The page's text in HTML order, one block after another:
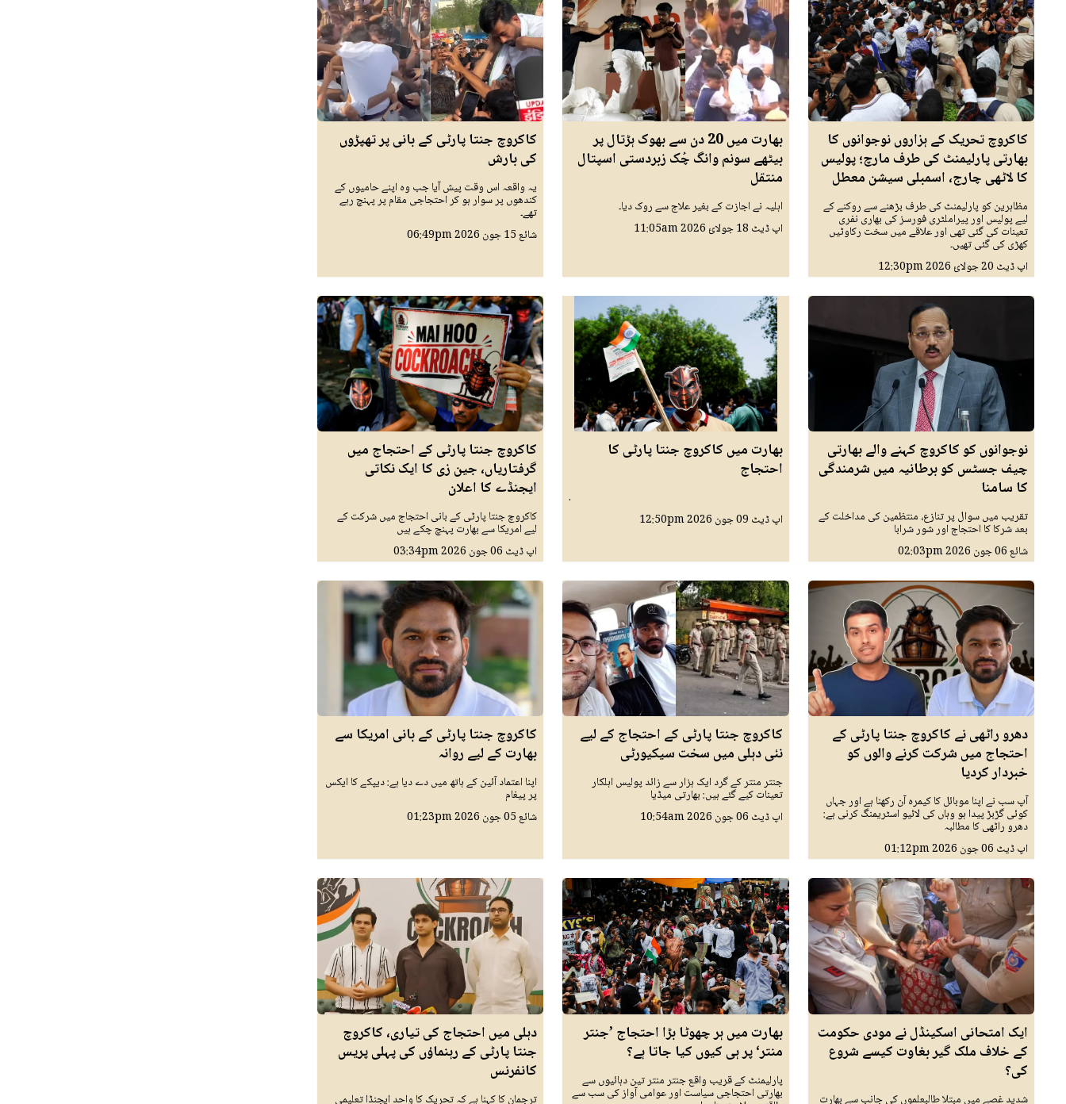
کاکروچ تحریک کے ہزاروں نوجوانوں کا
بھارتی پارلیمنٹ کی طرف مارچ؛ پولیس
کا لاٹھی چارج، اسمبلی سیشن معطل
مظاہرین کو پارلیمنٹ کی طرف بڑھنے سے روکنے کے
لیے پولیس اور پیراملٹری فورسز کی بھاری نفری
تعینات کی گئی تھی اور علاقے میں سخت رکاوٹیں
کھڑی کی گئی تھیں۔
اپ ڈیٹ 20 جولائ 2026 12:30pm
بھارت میں 20 دن سے بھوک ہڑتال پر
بیٹھے سونم وانگ چُک زبردستی اسپتال
منتقل
اہلیہ نے اجازت کے بغیر علاج سے روک دیا۔
اپ ڈیٹ 18 جولائ 2026 11:05am
کاکروچ جنتا پارٹی کے بانی پر تھپڑوں
کی بارش
یہ واقعہ اس وقت پیش آیا جب وہ اپنے حامیوں کے
کندھوں پر سوار ہو کر احتجاجی مقام پر پہنچ رہے
تھے۔
شائع15 جون 2026 06:49pm
نوجوانوں کو کاکروچ کہنے والے بھارتی
چیف جسٹس کو برطانیہ میں شرمندگی
کا سامنا
تقریب میں سوال پر تنازع، منتظمین کی مداخلت کے
بعد شرکا کا احتجاج اور شور شرابا
شائع06 جون 2026 02:03pm
بھارت میں کاکروچ جنتا پارٹی کا
احتجاج
.
اپ ڈیٹ 09 جون 2026 12:50pm
کاکروچ جنتا پارٹی کے احتجاج میں
گرفتاریاں، جین زی کا ایک نکاتی
ایجنڈے کا اعلان
کاکروچ جنتا پارٹی کے بانی احتجاج میں شرکت کے
لیے امریکا سے بھارت پہنچ چکے ہیں
اپ ڈیٹ 06 جون 2026 03:34pm
دھرو راٹھی نے کاکروچ جنتا پارٹی کے
احتجاج میں شرکت کرنے والوں کو
خبردار کردیا
آپ سب نے اپنا موبائل کا کیمرہ آن رکھنا ہے اور جہاں
کوئی گڑبڑ پیدا ہو وہاں کی لائیو اسٹریمنگ کرنی ہے:
دھرو راٹھی کا مطالبہ
اپ ڈیٹ 06 جون 2026 01:12pm
کاکروچ جنتا پارٹی کے احتجاج کے لیے
نئی دہلی میں سخت سیکیورٹی
جنتر منتر کے گرد ایک ہزار سے زائد پولیس اہلکار
تعینات کیے گئے ہیں: بھارتی میڈیا
اپ ڈیٹ 06 جون 2026 10:54am
کاکروچ جنتا پارٹی کے بانی امریکا سے
بھارت کے لیے روانہ
اپنا اعتماد آئین کے ہاتھ میں دے دیا ہے: دیپکے کا ایکس
پر پیغام
شائع05 جون 2026 01:23pm
ایک امتحانی اسکینڈل نے مودی حکومت
کے خلاف ملک گیر بغاوت کیسے شروع
کی؟
شدید غصے میں مبتلا طالبعلموں کی جانب سے بھارت
بھارت میں ہر چھوٹا بڑا احتجاج ’جنتر
منتر‘ پر ہی کیوں کیا جاتا ہے؟
پارلیمنٹ کے قریب واقع جنتر منتر تین دہائیوں سے
بھارتی احتجاجی سیاست اور عوامی آواز کی سب سے
دہلی میں احتجاج کی تیاری، کاکروچ
جنتا پارٹی کے رہنماؤں کی پہلی پریس
کانفرنس
ترجمان کا کہنا ہے کہ تحریک کا واحد ایجنڈا تعلیمی